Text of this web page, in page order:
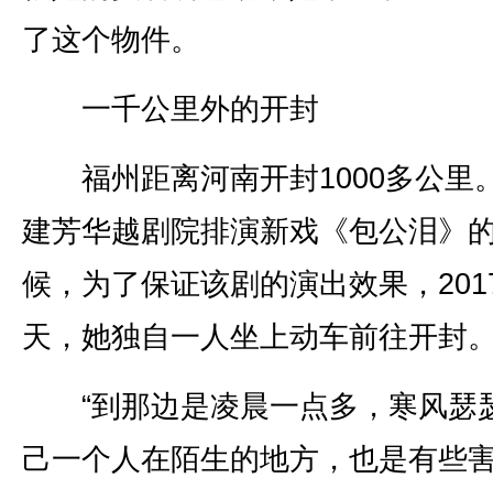
了这个物件。
一千公里外的开封
福州距离河南开封1000多公里
建芳华越剧院排演新戏《包公泪》
候，为了保证该剧的演出效果，
天，她独自一人坐上动车前往开封
“到那边是凌晨一点多，寒风瑟
己一个人在陌生的地方，也是有些